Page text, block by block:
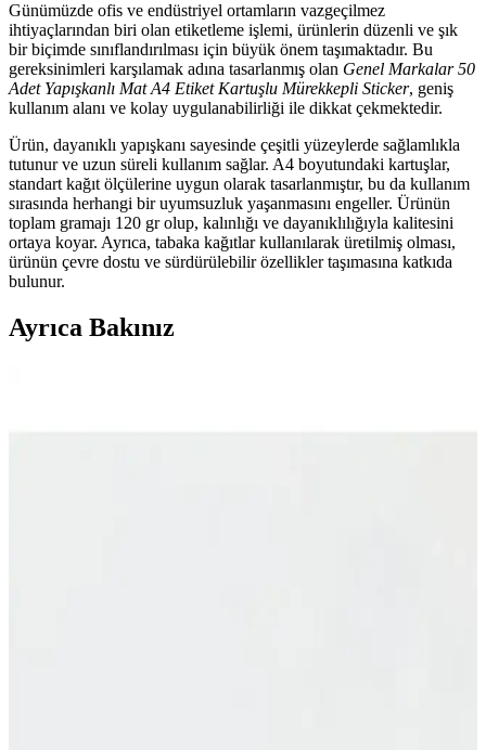
Günümüzde ofis ve endüstriyel ortamların vazgeçilmez
ihtiyaçlarından biri olan etiketleme işlemi, ürünlerin düzenli ve şık
bir biçimde sınıflandırılması için büyük önem taşımaktadır. Bu
gereksinimleri karşılamak adına tasarlanmış olan Genel Markalar 50
Adet Yapışkanlı Mat A4 Etiket Kartuşlu Mürekkepli Sticker, geniş
kullanım alanı ve kolay uygulanabilirliği ile dikkat çekmektedir.
Ürün, dayanıklı yapışkanı sayesinde çeşitli yüzeylerde sağlamlıkla
tutunur ve uzun süreli kullanım sağlar. A4 boyutundaki kartuşlar,
standart kağıt ölçülerine uygun olarak tasarlanmıştır, bu da kullanım
sırasında herhangi bir uyumsuzluk yaşanmasını engeller. Ürünün
toplam gramajı 120 gr olup, kalınlığı ve dayanıklılığıyla kalitesini
ortaya koyar. Ayrıca, tabaka kağıtlar kullanılarak üretilmiş olması,
ürünün çevre dostu ve sürdürülebilir özellikler taşımasına katkıda
bulunur.
Ayrıca Bakınız